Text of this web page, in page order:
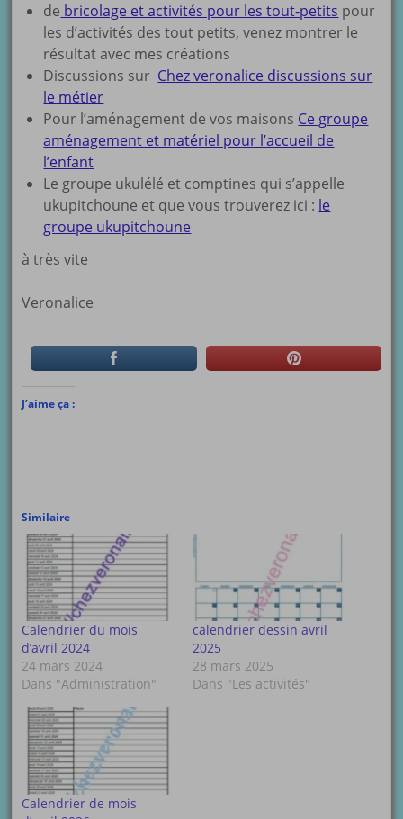
de bricolage et activités pour les tout-petits pour
les d’activités des tout petits, venez montrer le
résultat avec mes créations
Discussions sur Chez veronalice discussions sur
le métier
Pour l’aménagement de vos maisons Ce groupe
aménagement et matériel pour l’accueil de
l’enfant
Le groupe ukulélé et comptines qui s’appelle
ukupitchoune et que vous trouverez ici : le
groupe ukupitchoune
à très vite
Veronalice
J’aime ça :
Similaire
Calendrier du mois
d’avril 2024
24 mars 2024
Dans "Administration"
calendrier dessin avril
2025
28 mars 2025
Dans "Les activités"
Calendrier de mois